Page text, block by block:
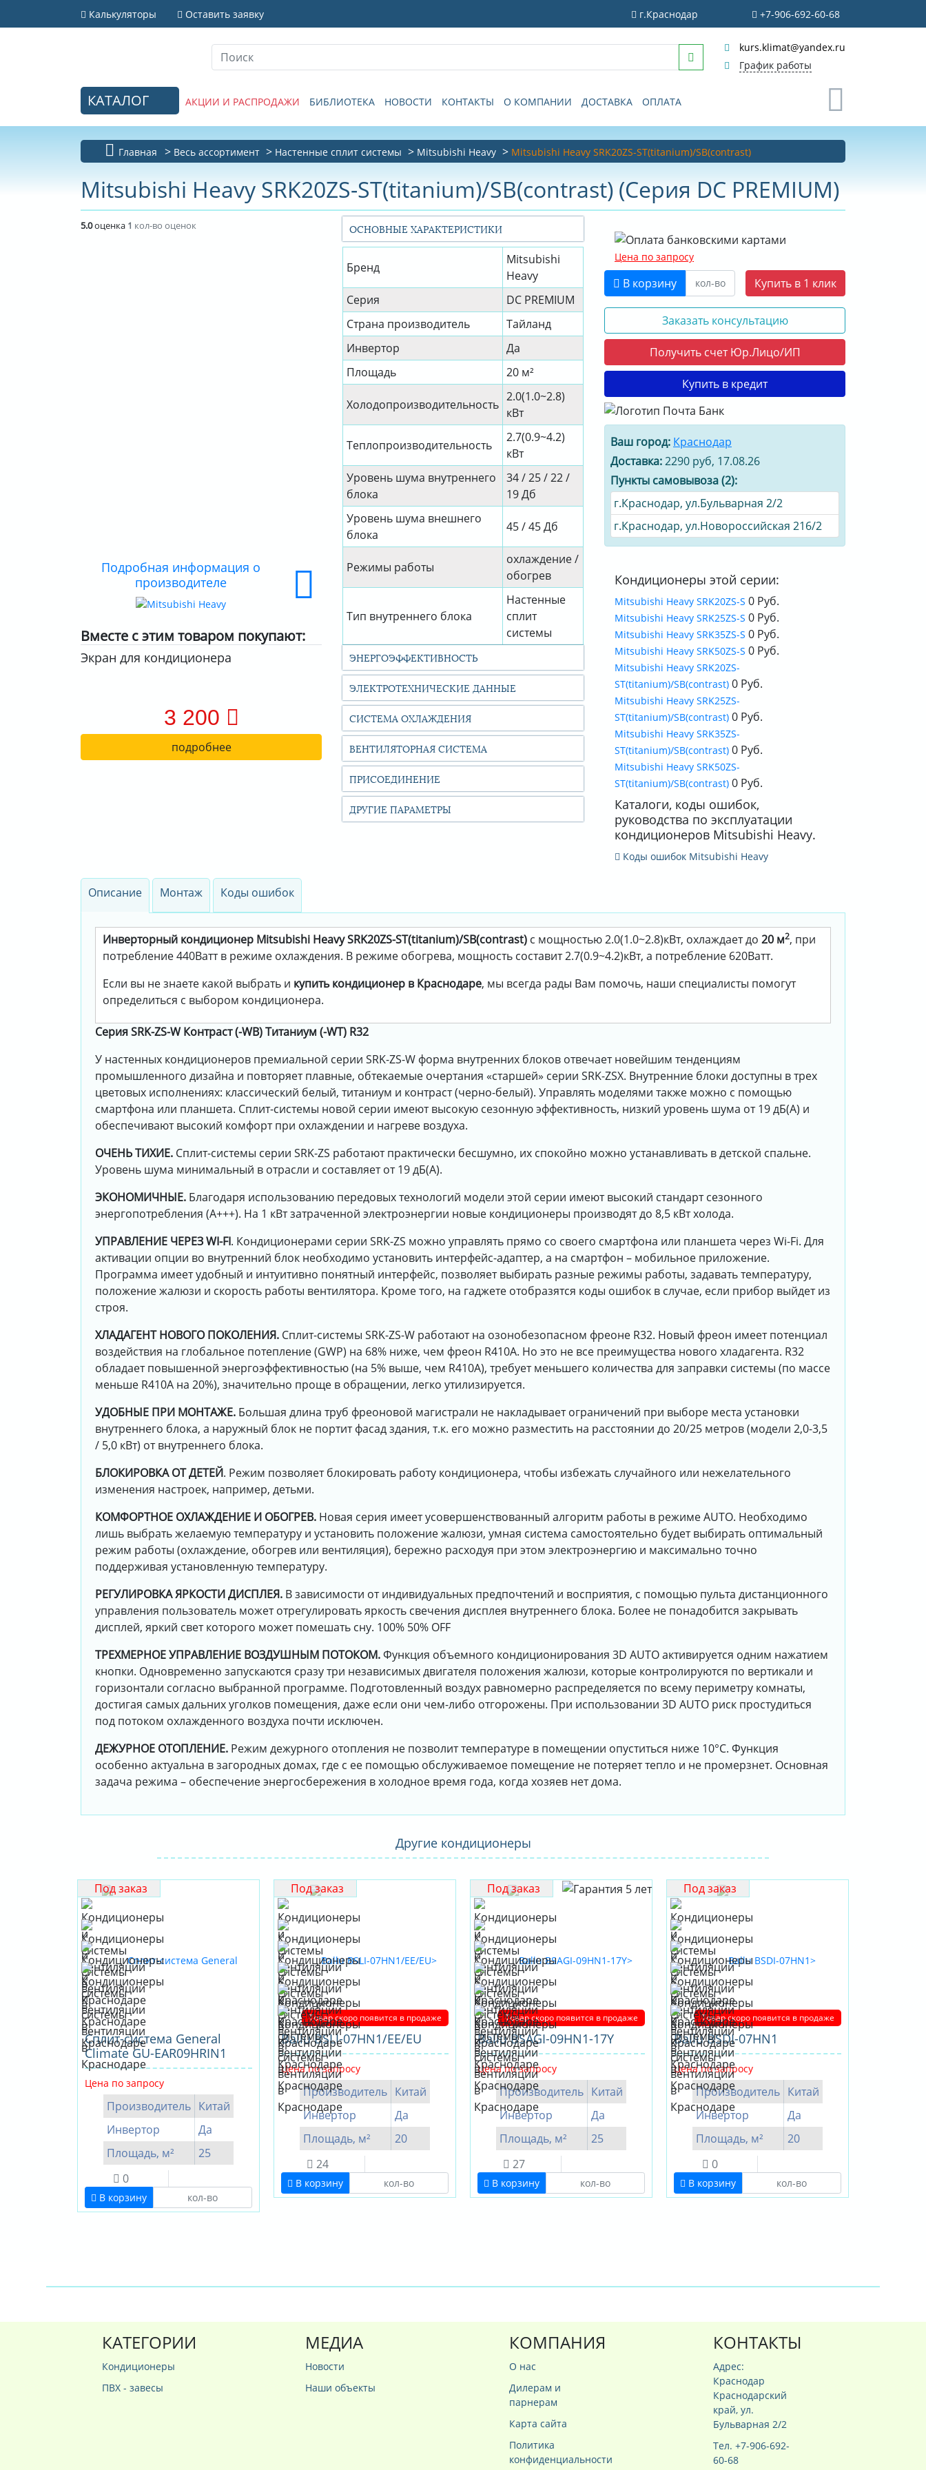
Калькуляторы Оставить заявку г.Краснодар +7-906-692-60-68
kurs.klimat@yandex.ru
График работы
КАТАЛОГ АКЦИИ И РАСПРОДАЖИ БИБЛИОТЕКА НОВОСТИ КОНТАКТЫ О КОМПАНИИ ДОСТАВКА ОПЛАТА
Главная Весь ассортимент Настенные сплит системы Mitsubishi Heavy Mitsubishi Heavy SRK20ZS-ST(titanium)/SB(contrast)
Mitsubishi Heavy SRK20ZS-ST(titanium)/SB(contrast) (Серия DC PREMIUM)
5.0оценка 1 кол-во оценок
Подробная информация о
производителе
Вместе с этим товаром покупают:
Экран для кондиционера
3 200
подробнее
ОСНОВНЫЕ ХАРАКТЕРИСТИКИ
Бренд
Mitsubishi
Heavy
Серия
DC PREMIUM
Страна производитель
Тайланд
Инвертор
Да
Площадь
20 м²
Холодопроизводительность
2.0(1.0~2.8)
кВт
Теплопроизводительность
2.7(0.9~4.2)
кВт
Уровень шума внутреннего
блока
34 / 25 / 22 /
19 Дб
Уровень шума внешнего
блока
45 / 45 Дб
Режимы работы
охлаждение /
обогрев
Тип внутреннего блока
Настенные
сплит
системы
ЭНЕРГОЭФФЕКТИВНОСТЬ
ЭЛЕКТРОТЕХНИЧЕСКИЕ ДАННЫЕ
СИСТЕМА ОХЛАЖДЕНИЯ
ВЕНТИЛЯТОРНАЯ СИСТЕМА
ПРИСОЕДИНЕНИЕ
ДРУГИЕ ПАРАМЕТРЫ
Цена по запросу
В корзину Купить в 1 клик
Заказать консультацию
Получить счет Юр.Лицо/ИП
Купить в кредит
Ваш город: Краснодар
Доставка:2290 руб, 17.08.26
Пункты самовывоза (2):
г.Краснодар, ул.Бульварная 2/2
г.Краснодар, ул.Новороссийская 216/2
Кондиционеры этой серии:
Mitsubishi Heavy SRK20ZS-S 0 Руб.
Mitsubishi Heavy SRK25ZS-S 0 Руб.
Mitsubishi Heavy SRK35ZS-S 0 Руб.
Mitsubishi Heavy SRK50ZS-S 0 Руб.
Mitsubishi Heavy SRK20ZS-
ST(titanium)/SB(contrast) 0 Руб.
Mitsubishi Heavy SRK25ZS-
ST(titanium)/SB(contrast) 0 Руб.
Mitsubishi Heavy SRK35ZS-
ST(titanium)/SB(contrast) 0 Руб.
Mitsubishi Heavy SRK50ZS-
ST(titanium)/SB(contrast) 0 Руб.
Каталоги, коды ошибок,
руководства по эксплуатации
кондиционеров Mitsubishi Heavy.
Коды ошибок Mitsubishi Heavy
Описание Монтаж Коды ошибок
Инверторный кондиционер Mitsubishi Heavy SRK20ZS-ST(titanium)/SB(contrast) с мощностью 2.0(1.0~2.8)кВт, охлаждает до 20 м2, при
потребление 440Ватт в режиме охлаждения. В режиме обогрева, мощность составит 2.7(0.9~4.2)кВт, а потребление 620Ватт.
Если вы не знаете какой выбрать и купить кондиционер в Краснодаре, мы всегда рады Вам помочь, наши специалисты помогут
определиться с выбором кондиционера.
Серия SRK-ZS-W Контраст (-WB) Титаниум (-WT) R32
У настенных кондиционеров премиальной серии SRK-ZS-W форма внутренних блоков отвечает новейшим тенденциям
промышленного дизайна и повторяет плавные, обтекаемые очертания «старшей» серии SRK-ZSX. Внутренние блоки доступны в трех
цветовых исполнениях: классический белый, титаниум и контраст (черно-белый). Управлять моделями также можно с помощью
смартфона или планшета. Сплит-системы новой серии имеют высокую сезонную эффективность, низкий уровень шума от 19 дБ(А) и
обеспечивают высокий комфорт при охлаждении и нагреве воздуха.
ОЧЕНЬ ТИХИЕ. Сплит-системы серии SRK-ZS работают практически бесшумно, их спокойно можно устанавливать в детской спальне.
Уровень шума минимальный в отрасли и составляет от 19 дБ(А).
ЭКОНОМИЧНЫЕ. Благодаря использованию передовых технологий модели этой серии имеют высокий стандарт сезонного
энергопотребления (А+++). На 1 кВт затраченной электроэнергии новые кондиционеры производят до 8,5 кВт холода.
УПРАВЛЕНИЕ ЧЕРЕЗ WI-FI. Кондиционерами серии SRK-ZS можно управлять прямо со своего смартфона или планшета через Wi-Fi. Для
активации опции во внутренний блок необходимо установить интерфейс-адаптер, а на смартфон – мобильное приложение.
Программа имеет удобный и интуитивно понятный интерфейс, позволяет выбирать разные режимы работы, задавать температуру,
положение жалюзи и скорость работы вентилятора. Кроме того, на гаджете отобразятся коды ошибок в случае, если прибор выйдет из
строя.
ХЛАДАГЕНТ НОВОГО ПОКОЛЕНИЯ. Сплит-системы SRK-ZS-W работают на озонобезопасном фреоне R32. Новый фреон имеет потенциал
воздействия на глобальное потепление (GWP) на 68% ниже, чем фреон R410A. Но это не все преимущества нового хладагента. R32
обладает повышенной энергоэффективностью (на 5% выше, чем R410A), требует меньшего количества для заправки системы (по массе
меньше R410A на 20%), значительно проще в обращении, легко утилизируется.
УДОБНЫЕ ПРИ МОНТАЖЕ. Большая длина труб фреоновой магистрали не накладывает ограничений при выборе места установки
внутреннего блока, а наружный блок не портит фасад здания, т.к. его можно разместить на расстоянии до 20/25 метров (модели 2,0-3,5
/ 5,0 кВт) от внутреннего блока.
БЛОКИРОВКА ОТ ДЕТЕЙ. Режим позволяет блокировать работу кондиционера, чтобы избежать случайного или нежелательного
изменения настроек, например, детьми.
КОМФОРТНОЕ ОХЛАЖДЕНИЕ И ОБОГРЕВ. Новая серия имеет усовершенствованный алгоритм работы в режиме AUTO. Необходимо
лишь выбрать желаемую температуру и установить положение жалюзи, умная система самостоятельно будет выбирать оптимальный
режим работы (охлаждение, обогрев или вентиляция), бережно расходуя при этом электроэнергию и максимально точно
поддерживая установленную температуру.
РЕГУЛИРОВКА ЯРКОСТИ ДИСПЛЕЯ. В зависимости от индивидуальных предпочтений и восприятия, с помощью пульта дистанционного
управления пользователь может отрегулировать яркость свечения дисплея внутреннего блока. Более не понадобится закрывать
дисплей, яркий свет которого может помешать сну. 100% 50% OFF
ТРЕХМЕРНОЕ УПРАВЛЕНИЕ ВОЗДУШНЫМ ПОТОКОМ.Функция объемного кондиционирования 3D AUTO активируется одним нажатием
кнопки. Одновременно запускаются сразу три независимых двигателя положения жалюзи, которые контролируются по вертикали и
горизонтали согласно выбранной программе. Подготовленный воздух равномерно распределяется по всему периметру комнаты,
достигая самых дальних уголков помещения, даже если они чем-либо отгорожены. При использовании 3D AUTO риск простудиться
под потоком охлажденного воздуха почти исключен.
ДЕЖУРНОЕ ОТОПЛЕНИЕ. Режим дежурного отопления не позволит температуре в помещении опуститься ниже 10°С. Функция
особенно актуальна в загородных домах, где с ее помощью обслуживаемое помещение не потеряет тепло и не промерзнет. Основная
задача режима – обеспечение энергосбережения в холодное время года, когда хозяев нет дома.
Другие кондиционеры
Под заказ
Сплит-система General
Climate GU-EAR09HRIN1
Цена по запросу
Производитель Китай
Инвертор
Да
Площадь, м²
25
0
В корзину
Под заказ
Товар скоро появится в продаже
Ballu BSLI-07HN1/EE/EU
Цена по запросу
Производитель Китай
Инвертор
Да
Площадь, м²
20
24
В корзину
Под заказ
Товар скоро появится в продаже
Ballu BSAGI-09HN1-17Y
Цена по запросу
Производитель Китай
Инвертор
Да
Площадь, м²
25
27
В корзину
Под заказ
Товар скоро появится в продаже
Ballu BSDI-07HN1
Цена по запросу
Производитель Китай
Инвертор
Да
Площадь, м²
20
0
В корзину
КАТЕГОРИИ
Кондиционеры
ПВХ - завесы
МЕДИА
Новости
Наши объекты
КОМПАНИЯ
О нас
Дилерам и
парнерам
Карта сайта
Политика
конфиденциальности
КОНТАКТЫ
Адрес:
Краснодар
Краснодарский
край, ул.
Бульварная 2/2
Тел. +7-906-692-
60-68